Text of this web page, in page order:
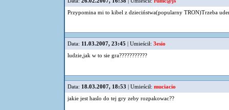
Przypomina mi to kibel z dzieciństwa(popularny TRON)Trzeba
Data: 11.03.2007, 23:45 | Umieścił: 3esio
ludzie,jak w to sie gra???????????
Data: 18.03.2007, 18:53 | Umieścił: muciacio
jakie jest haslo do tej gry zeby rozpakowac??